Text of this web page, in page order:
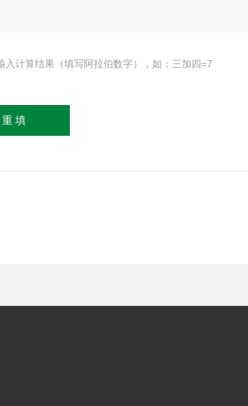
入计算结果（填写阿拉伯数字），如：三加四=7